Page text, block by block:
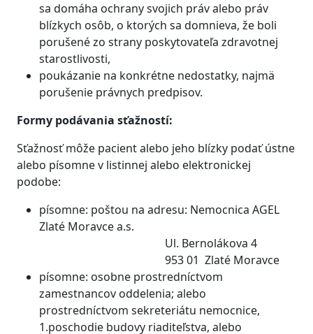
sa domáha ochrany svojich práv alebo práv
blízkych osôb, o ktorých sa domnieva, že boli
porušené zo strany poskytovateľa zdravotnej
starostlivosti,
poukázanie na konkrétne nedostatky, najmä
porušenie právnych predpisov.
Formy podávania sťažností:
Sťažnosť môže pacient alebo jeho blízky podať ústne
alebo písomne v listinnej alebo elektronickej
podobe:
písomne: poštou na adresu: Nemocnica AGEL
Zlaté Moravce a.s.
Ul. Bernolákova 4
953 01 Zlaté Moravce
písomne: osobne prostredníctvom
zamestnancov oddelenia; alebo
prostredníctvom sekreteriátu nemocnice,
1.poschodie budovy riaditeľstva, alebo